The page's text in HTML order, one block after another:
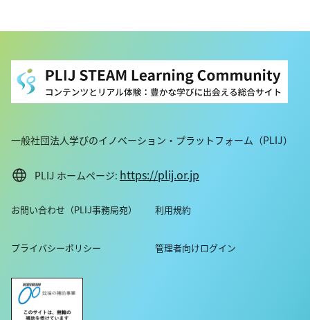
一般社団法人学びのイノベーション・プラットフォーム（PLIJ）
PLIJ ホームページ: https://plij.or.jp
お問い合わせ（PLIJ事務局宛） 利用規約
プライバシーポリシー 管理者向けログイン